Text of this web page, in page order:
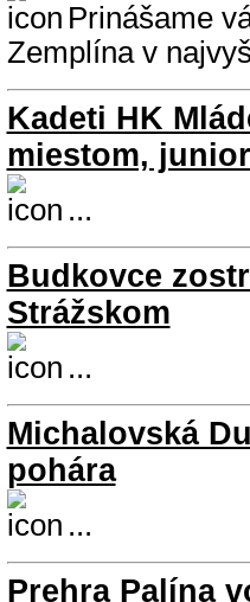
Prinášame
Zemplína v
Kadeti HK
miestom,
...
Budkovce
Strážskom
...
Michalovská
pohára
...
Prehra Palína